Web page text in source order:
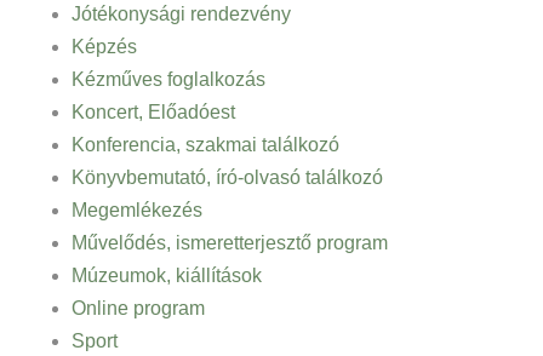
Jótékonysági rendezvény
Képzés
Kézműves foglalkozás
Koncert, Előadóest
Konferencia, szakmai találkozó
Könyvbemutató, író-olvasó találkozó
Megemlékezés
Művelődés, ismeretterjesztő program
Múzeumok, kiállítások
Online program
Sport